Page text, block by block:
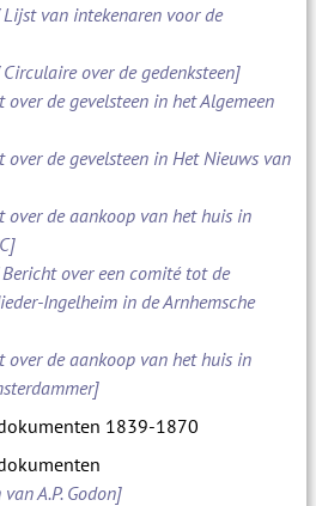
van intekenaren voor de
over de gedenksteen]
de gevelsteen in het Algemeen
over de gevelsteen in Het Nieuws van
over de aankoop van het huis in
over een comité tot de
Ingelheim in de Arnhemsche
over de aankoop van het huis in
1839-1870
A.P. Godon]